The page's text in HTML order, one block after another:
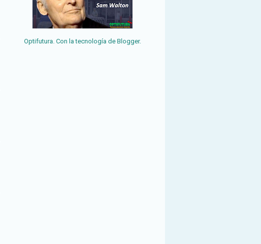
Optifutura. Con la tecnología de Blogger.